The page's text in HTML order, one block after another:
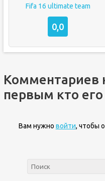
Fifa 16 ultimate team
0,0
Комментариев
первым кто его
Вам нужно войти, чтобы